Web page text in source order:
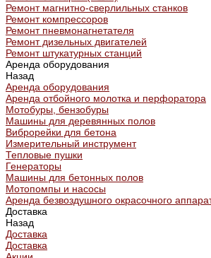
Ремонт магнитно-сверлильных станков
Ремонт компрессоров
Ремонт пневмонагнетателя
Ремонт дизельных двигателей
Ремонт штукатурных станций
Аренда оборудования
Назад
Аренда оборудования
Аренда отбойного молотка и перфоратора
Мотобуры, бензобуры
Машины для деревянных полов
Виброрейки для бетона
Измерительный инструмент
Тепловые пушки
Генераторы
Машины для бетонных полов
Мотопомпы и насосы
Аренда безвоздушного окрасочного
Доставка
Назад
Доставка
Доставка